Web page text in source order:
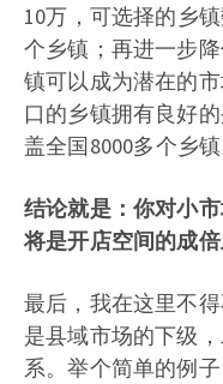
10万，可选择的乡
个乡镇；再进一步
镇可以成为潜在的
口的乡镇拥有良好
盖全国8000多个乡镇
结论就是：你对小
将是开店空间的成倍
最后，我在这里不
是县域市场的下级
系。举个简单的例